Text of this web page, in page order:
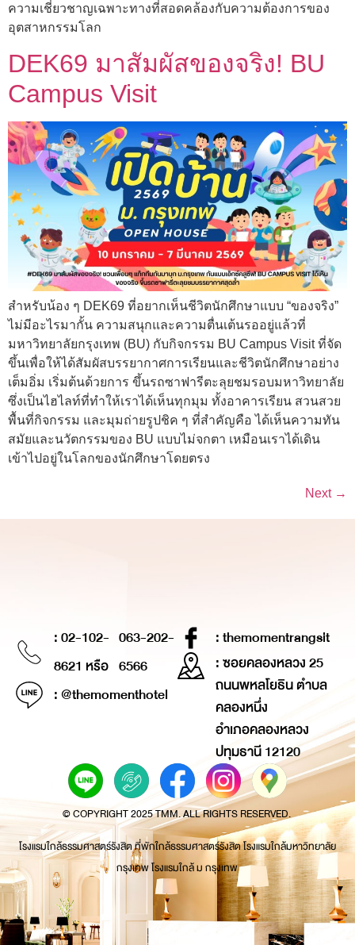
ความเชี่ยวชาญเฉพาะทางที่สอดคล้องกับความต้องการของ
อุตสาหกรรมโลก
DEK69 มาสัมผัสของจริง! BU
Campus Visit
สำหรับน้อง ๆ DEK69 ที่อยากเห็นชีวิตนักศึกษาแบบ “ของจริง”
ไม่มีอะไรมากั้น ความสนุกและความตื่นเต้นรออยู่แล้วที่
มหาวิทยาลัยกรุงเทพ (BU) กับกิจกรรม BU Campus Visit ที่จัด
ขึ้นเพื่อให้ได้สัมผัสบรรยากาศการเรียนและชีวิตนักศึกษาอย่าง
เต็มอิ่ม เริ่มต้นด้วยการ ขึ้นรถซาฟารีตะลุยชมรอบมหาวิทยาลัย
ซึ่งเป็นไฮไลท์ที่ทำให้เราได้เห็นทุกมุม ทั้งอาคารเรียน สวนสวย
พื้นที่กิจกรรม และมุมถ่ายรูปชิค ๆ ที่สำคัญคือ ได้เห็นความทัน
สมัยและนวัตกรรมของ BU แบบไม่จกตา เหมือนเราได้เดิน
เข้าไปอยู่ในโลกของนักศึกษาโดยตรง
Next →
: 02-102-
8621 หรือ
063-202-
6566
: @themomenthotel
: themomentrangsit
: ซอยคลองหลวง 25
ถนนพหลโยธิน ตำบล
คลองหนึ่ง
อำเภอคลองหลวง
ปทุมธานี 12120
© COPYRIGHT 2025 TMM. ALL RIGHTS RESERVED.
โรงแรมใกล้ธรรมศาสตร์รังสิต ที่พักใกล้ธรรมศาสตร์รังสิต โรงแรมใกล้มหาวิทยาลัย
กรุงเทพ โรงแรมใกล้ ม กรุงเทพ